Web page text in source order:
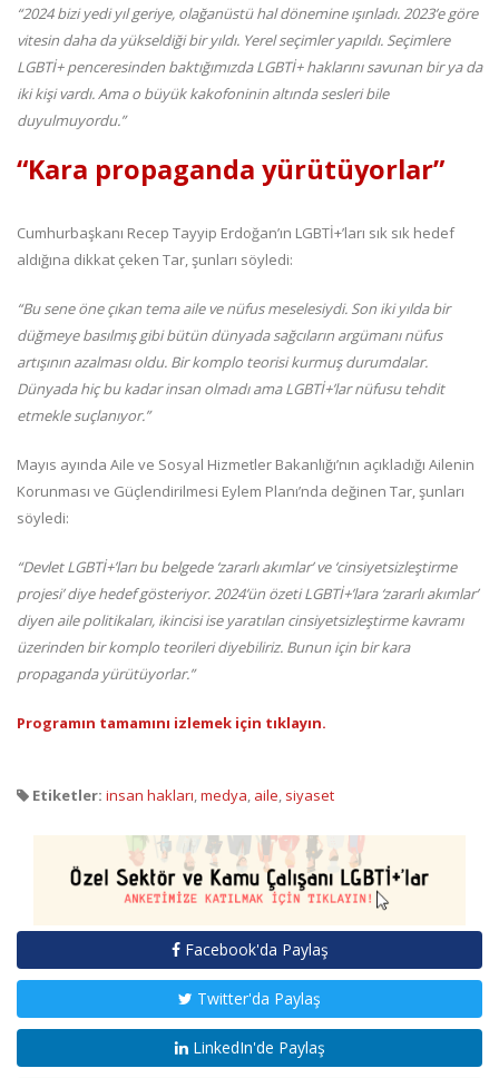
“2024 bizi yedi yıl geriye, olağanüstü hal dönemine ışınladı. 2023’e göre
vitesin daha da yükseldiği bir yıldı. Yerel seçimler yapıldı. Seçimlere
LGBTİ+ penceresinden baktığımızda LGBTİ+ haklarını savunan bir ya da
iki kişi vardı. Ama o büyük kakofoninin altında sesleri bile
duyulmuyordu.”
“Kara propaganda yürütüyorlar”
Cumhurbaşkanı Recep Tayyip Erdoğan’ın LGBTİ+’ları sık sık hedef
aldığına dikkat çeken Tar, şunları söyledi:
“Bu sene öne çıkan tema aile ve nüfus meselesiydi. Son iki yılda bir
düğmeye basılmış gibi bütün dünyada sağcıların argümanı nüfus
artışının azalması oldu. Bir komplo teorisi kurmuş durumdalar.
Dünyada hiç bu kadar insan olmadı ama LGBTİ+’lar nüfusu tehdit
etmekle suçlanıyor.”
Mayıs ayında Aile ve Sosyal Hizmetler Bakanlığı’nın açıkladığı Ailenin
Korunması ve Güçlendirilmesi Eylem Planı’nda değinen Tar, şunları
söyledi:
“Devlet LGBTİ+’ları bu belgede ‘zararlı akımlar’ ve ‘cinsiyetsizleştirme
projesi’ diye hedef gösteriyor. 2024’ün özeti LGBTİ+’lara ‘zararlı akımlar’
diyen aile politikaları, ikincisi ise yaratılan cinsiyetsizleştirme kavramı
üzerinden bir komplo teorileri diyebiliriz. Bunun için bir kara
propaganda yürütüyorlar.”
Programın tamamını izlemek için tıklayın.
Etiketler: insan hakları,medya, aile, siyaset
Facebook'da Paylaş
Twitter'da Paylaş
LinkedIn'de Paylaş